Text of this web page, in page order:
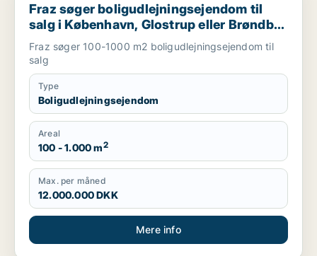
Fraz søger boligudlejningsejendom til
salg i København, Glostrup eller Brøndby
m.fl.
Fraz søger 100-1000 m2 boligudlejningsejendom til
salg
Type
Boligudlejningsejendom
Areal
100 - 1.000 m2
Max. per måned
12.000.000 DKK
Mere info